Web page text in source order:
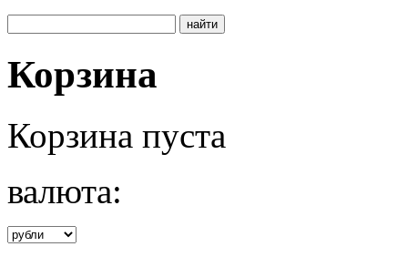
Корзина
Корзина пуста
валюта: